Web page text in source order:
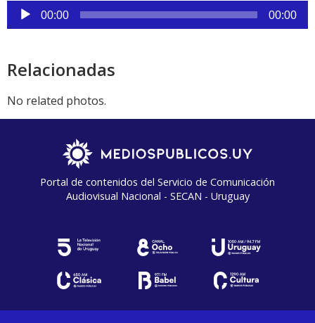
Reproductor
de
00:00 00:00
Relacionadas
No related photos.
Portal de contenidos del Servicio de Comunicación
Audiovisual Nacional - SECAN - Uruguay